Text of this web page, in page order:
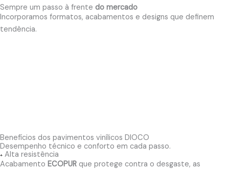
Sempre um passo à frente do mercado
Incorporamos formatos, acabamentos e designs que definem
tendência.
Benefícios dos pavimentos vinílicos DIOCO
Desempenho técnico e conforto em cada passo.
+ Alta resistência
Acabamento ECOPUR que protege contra o desgaste, as